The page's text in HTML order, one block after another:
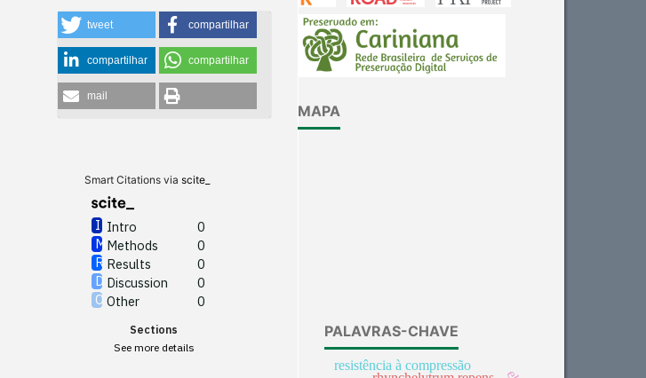
tweet compartilhar
compartilhar compartilhar
mail
Smart Citations via scite_
Intro
0
Methods
0
Results
0
Discussion
0
Other
0
Sections
See more details
Methods
paper has been cited by
providing the context of the
MAPA
PALAVRAS-CHAVE
resistência à compressão